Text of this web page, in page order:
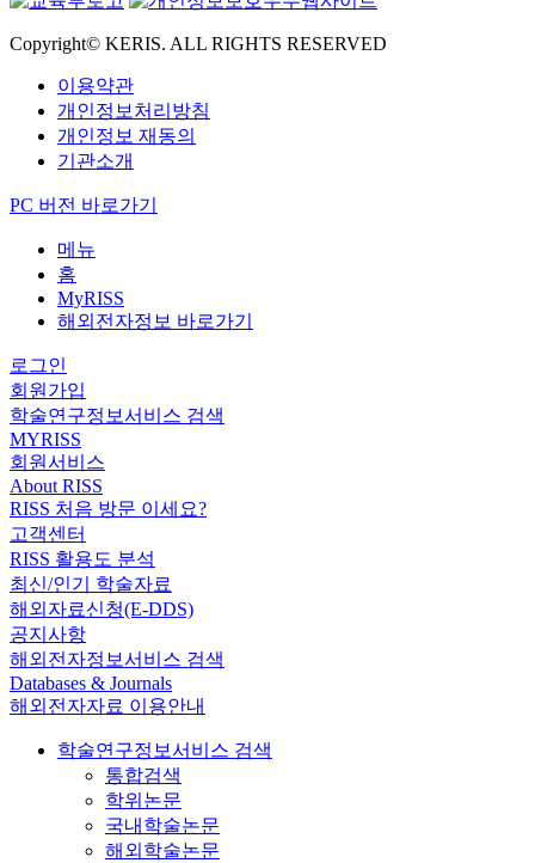
Copyright© KERIS. ALL RIGHTS RESERVED
이용약관
개인정보처리방침
개인정보 재동의
기관소개
PC 버전 바로가기
메뉴
홈
MyRISS
해외전자정보 바로가기
로그인
회원가입
학술연구정보서비스 검색
MYRISS
회원서비스
About RISS
RISS 처음 방문 이세요?
고객센터
RISS 활용도 분석
최신/인기 학술자료
해외자료신청(E-DDS)
공지사항
해외전자정보서비스 검색
Databases & Journals
해외전자자료 이용안내
학술연구정보서비스 검색
통합검색
학위논문
국내학술논문
해외학술논문